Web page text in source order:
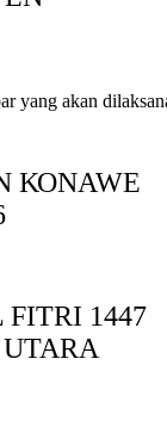
yang akan
ΚΟNAWE
1447